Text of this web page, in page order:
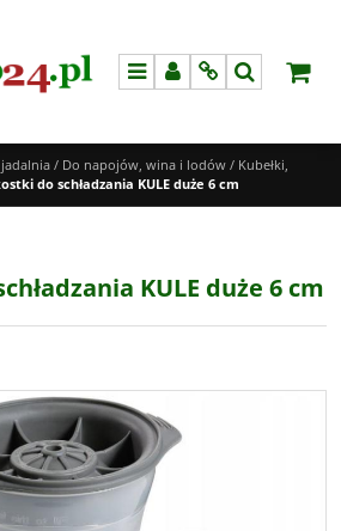
MenuPanelInfoSzukaj
/ Do napojów, wina i lodów / Kubełki,
do schładzania KULE duże 6 cm
KULE duże 6 cm